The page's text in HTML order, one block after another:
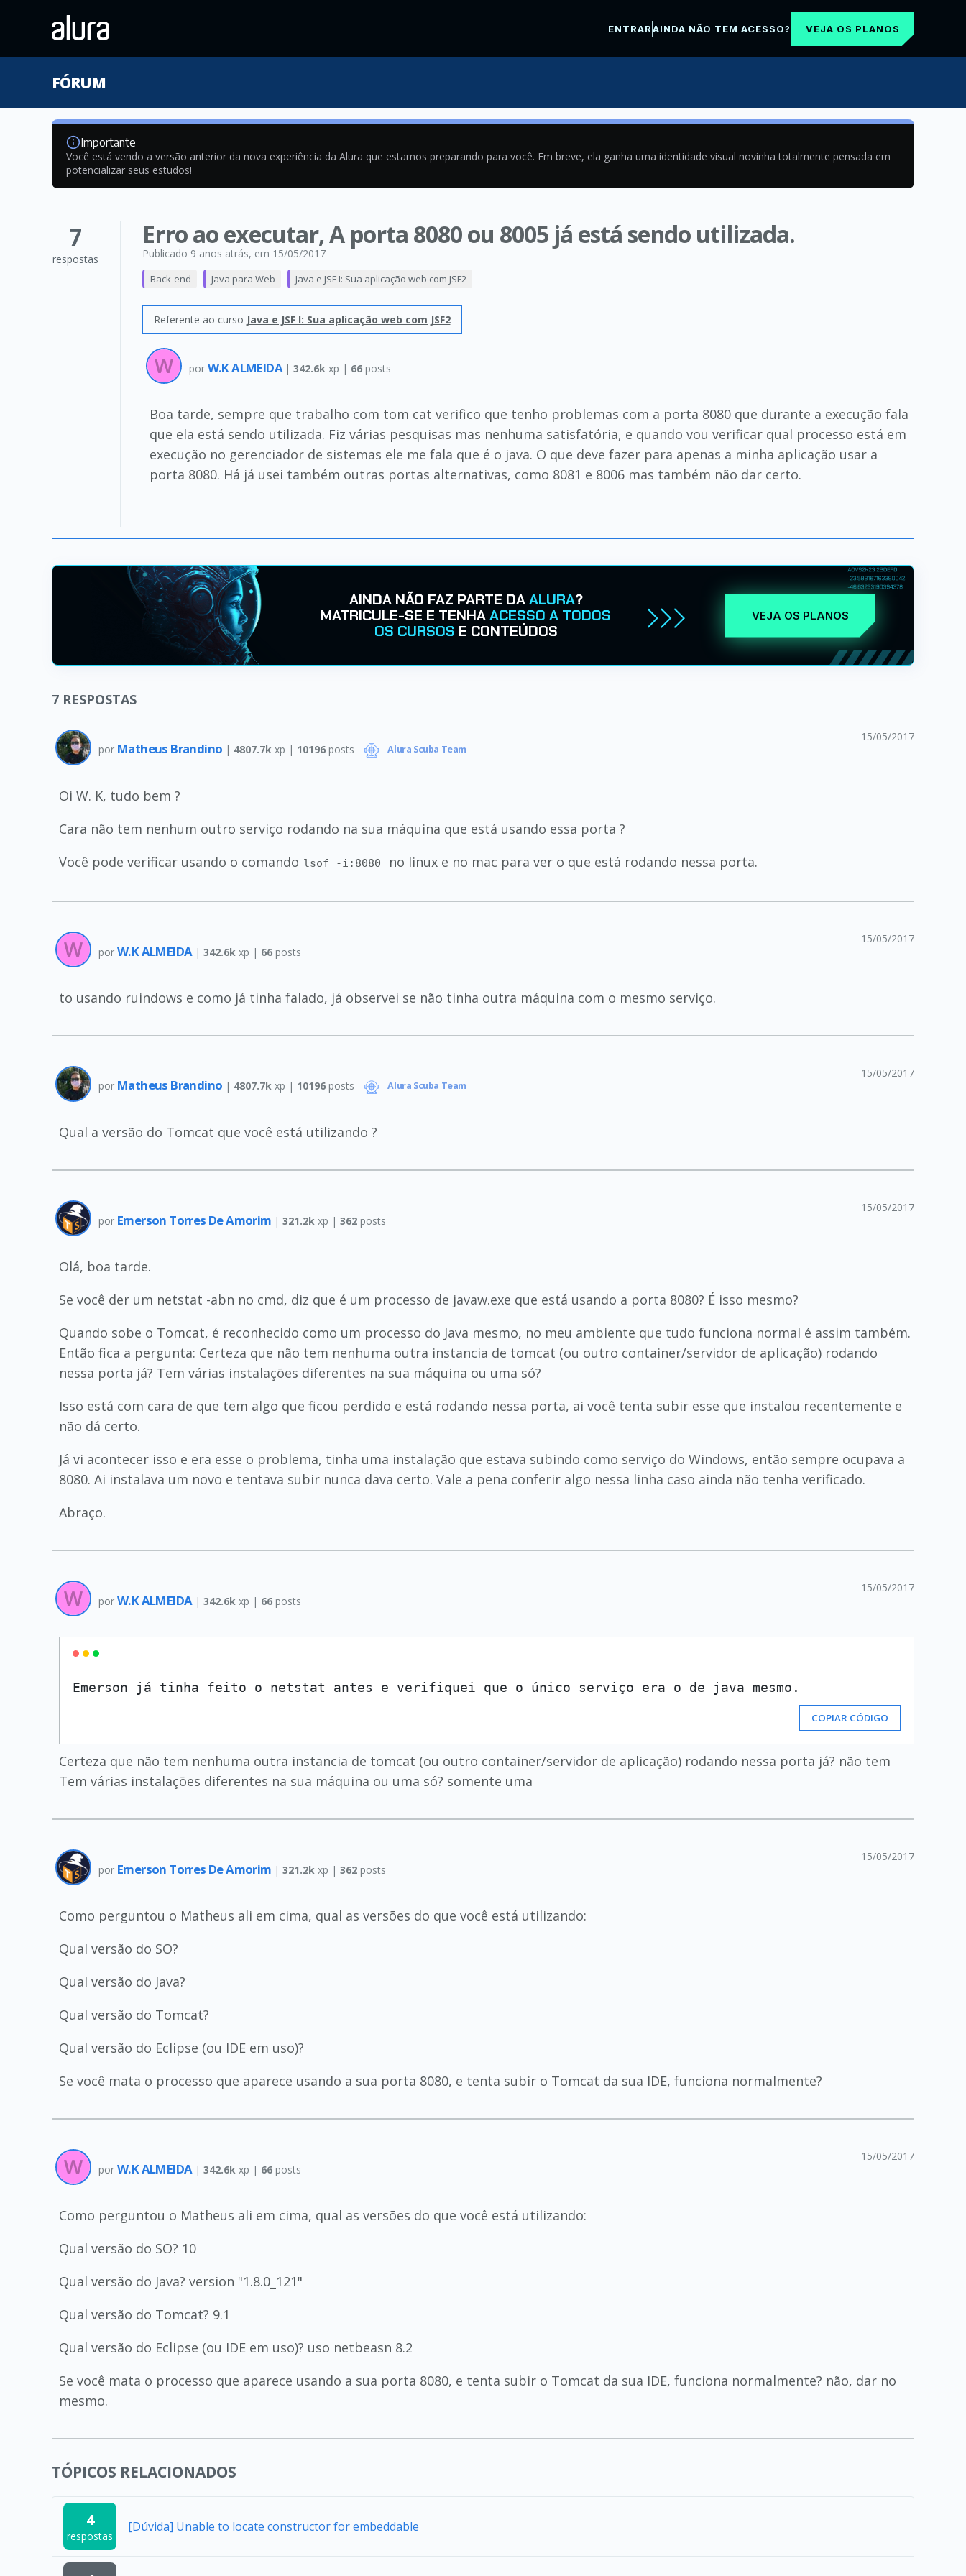
ENTRARAINDA NÃO TEM ACESSO? VEJA OS PLANOS
FÓRUM
Importante
Você está vendo a versão anterior da nova experiência da Alura que estamos preparando para você. Em breve, ela ganha uma identidade visual novinha totalmente pensada em
potencializar seus estudos!
7
respostas
Erro ao executar, A porta 8080 ou 8005 já está sendo utilizada.
Publicado 9 anos atrás, em 15/05/2017
Back-end Java para Web Java e JSF I: Sua aplicação web com JSF2
Referente ao curso Java e JSF I: Sua aplicação web com JSF2
por W.K ALMEIDA |342.6k xp | 66 posts
Boa tarde, sempre que trabalho com tom cat verifico que tenho problemas com a porta 8080 que durante a execução fala
que ela está sendo utilizada. Fiz várias pesquisas mas nenhuma satisfatória, e quando vou verificar qual processo está em
execução no gerenciador de sistemas ele me fala que é o java. O que deve fazer para apenas a minha aplicação usar a
porta 8080. Há já usei também outras portas alternativas, como 8081 e 8006 mas também não dar certo.
AINDA NÃO FAZ PARTE DAALURA?
MATRICULE-SE E TENHAACESSO A TODOS
OS CURSOS E CONTEÚDOS
VEJA OS PLANOS
7 RESPOSTAS
por Matheus Brandino | 4807.7k xp | 10196posts Alura Scuba Team
15/05/2017
Oi W. K, tudo bem ?
Cara não tem nenhum outro serviço rodando na sua máquina que está usando essa porta ?
Você pode verificar usando o comando lsof -i:8080 no linux e no mac para ver o que está rodando nessa porta.
por W.K ALMEIDA | 342.6k xp | 66posts
15/05/2017
to usando ruindows e como já tinha falado, já observei se não tinha outra máquina com o mesmo serviço.
por Matheus Brandino | 4807.7k xp | 10196posts Alura Scuba Team
15/05/2017
Qual a versão do Tomcat que você está utilizando ?
por Emerson Torres De Amorim | 321.2k xp | 362 posts
15/05/2017
Olá, boa tarde.
Se você der um netstat -abn no cmd, diz que é um processo de javaw.exe que está usando a porta 8080? É isso mesmo?
Quando sobe o Tomcat, é reconhecido como um processo do Java mesmo, no meu ambiente que tudo funciona normal é assim também.
Então fica a pergunta: Certeza que não tem nenhuma outra instancia de tomcat (ou outro container/servidor de aplicação) rodando
nessa porta já? Tem várias instalações diferentes na sua máquina ou uma só?
Isso está com cara de que tem algo que ficou perdido e está rodando nessa porta, ai você tenta subir esse que instalou recentemente e
não dá certo.
Já vi acontecer isso e era esse o problema, tinha uma instalação que estava subindo como serviço do Windows, então sempre ocupava a
8080. Ai instalava um novo e tentava subir nunca dava certo. Vale a pena conferir algo nessa linha caso ainda não tenha verificado.
Abraço.
por W.K ALMEIDA | 342.6k xp | 66posts
15/05/2017
Emerson já tinha feito o netstat antes e verifiquei que o único serviço era o de java mesmo.
COPIAR CÓDIGO
Certeza que não tem nenhuma outra instancia de tomcat (ou outro container/servidor de aplicação) rodando nessa porta já? não tem
Tem várias instalações diferentes na sua máquina ou uma só? somente uma
por Emerson Torres De Amorim | 321.2k xp | 362 posts
15/05/2017
Como perguntou o Matheus ali em cima, qual as versões do que você está utilizando:
Qual versão do SO?
Qual versão do Java?
Qual versão do Tomcat?
Qual versão do Eclipse (ou IDE em uso)?
Se você mata o processo que aparece usando a sua porta 8080, e tenta subir o Tomcat da sua IDE, funciona normalmente?
por W.K ALMEIDA | 342.6k xp | 66posts
15/05/2017
Como perguntou o Matheus ali em cima, qual as versões do que você está utilizando:
Qual versão do SO? 10
Qual versão do Java? version "1.8.0_121"
Qual versão do Tomcat? 9.1
Qual versão do Eclipse (ou IDE em uso)? uso netbeasn 8.2
Se você mata o processo que aparece usando a sua porta 8080, e tenta subir o Tomcat da sua IDE, funciona normalmente? não, dar no
mesmo.
TÓPICOS RELACIONADOS
4
respostas
[Dúvida] Unable to locate constructor for embeddable